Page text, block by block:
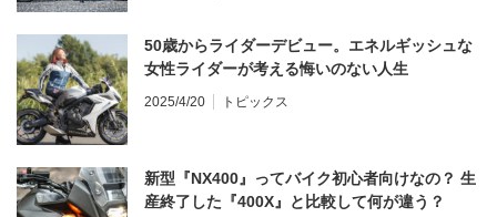
50歳からライダーデビュー。エネルギッシュな
女性ライダーが考える悔いのない人生
2025/4/20 トピックス
新型『NX400』ってバイク初心者向けなの？ 生
産終了した『400X』と比較して何が違う？